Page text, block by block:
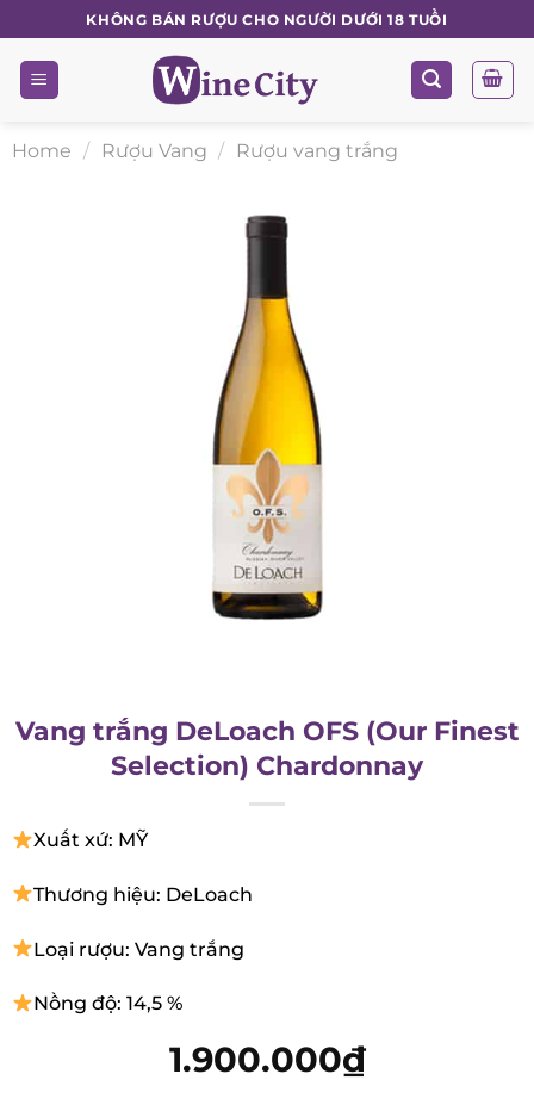
to
content
KHÔNG BÁN RƯỢU CHO NGƯỜI DƯỚI 18 TUỔI
Home / Rượu Vang / Rượu vang trắng
Vang trắng DeLoach OFS (Our
Finest Selection) Chardonnay
Xuất xứ: MỸ
Thương hiệu: DeLoach
Loại rượu: Vang trắng
Nồng độ: 14,5 %
1.900.000₫